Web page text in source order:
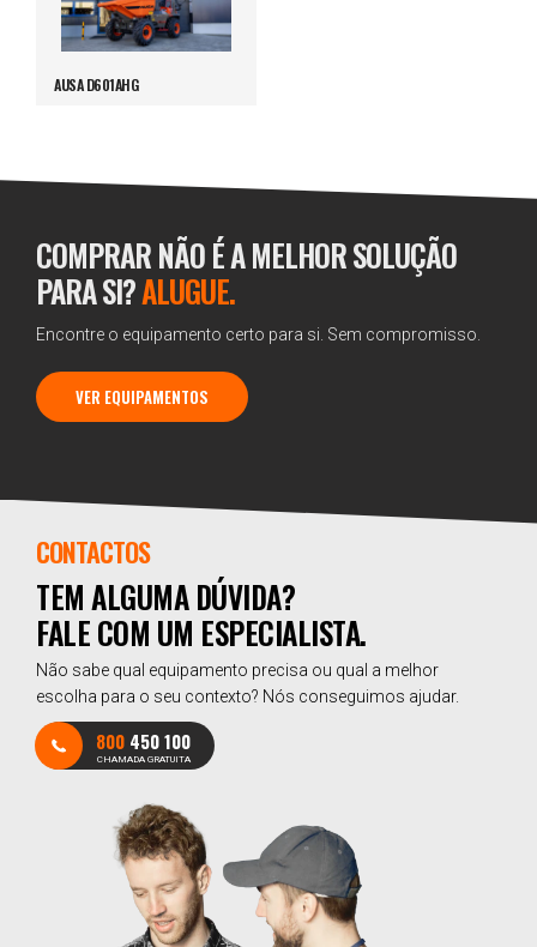
AUSA D601AHG
COMPRAR NÃO É A MELHOR SOLUÇÃO
PARA SI?ALUGUE.
Encontre o equipamento certo para si. Sem compromisso.
VER EQUIPAMENTOS
CONTACTOS
TEM ALGUMA DÚVIDA?
FALE COM UM ESPECIALISTA.
Não sabe qual equipamento precisa ou qual a melhor
escolha para o seu contexto? Nós conseguimos ajudar.
800 450 100
CHAMADA GRATUITA